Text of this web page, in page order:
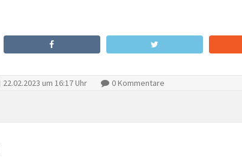
22.02.2023 um 16:17 Uhr 0 Kommentare